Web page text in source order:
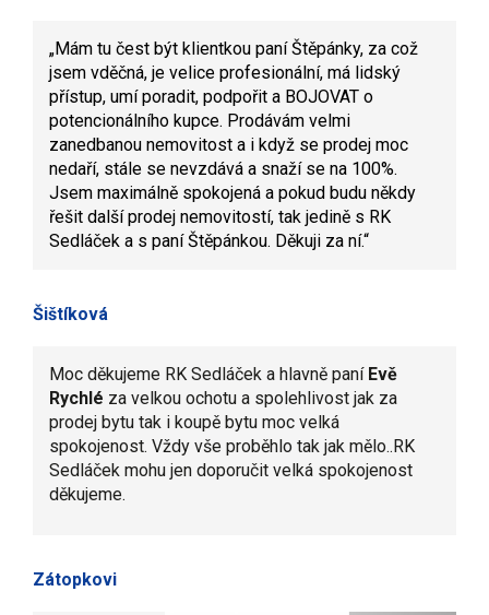
„Mám tu čest být klientkou paní Štěpánky, za což
jsem vděčná, je velice profesionální, má lidský
přístup, umí poradit, podpořit a BOJOVAT o
potencionálního kupce. Prodávám velmi
zanedbanou nemovitost a i když se prodej moc
nedaří, stále se nevzdává a snaží se na 100%.
Jsem maximálně spokojená a pokud budu někdy
řešit další prodej nemovitostí, tak jedině s RK
Sedláček a s paní Štěpánkou. Děkuji za ní.“
Šištíková
Moc děkujeme RK Sedláček a hlavně paní Evě
Rychlé za velkou ochotu a spolehlivost jak za
prodej bytu tak i koupě bytu moc velká
spokojenost. Vždy vše proběhlo tak jak mělo..RK
Sedláček mohu jen doporučit velká spokojenost
děkujeme.
Zátopkovi